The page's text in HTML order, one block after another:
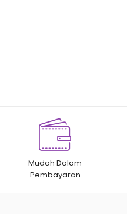
Mudah Dalam
Pembayaran